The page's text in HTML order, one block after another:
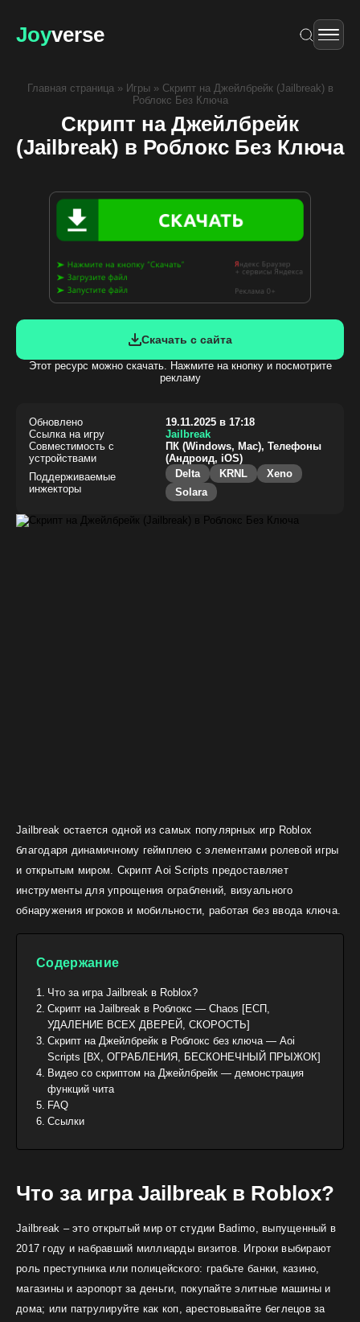
Joyverse
Главная страница» Игры» Скрипт на Джейлбрейк (Jailbreak) в
Роблокс Без Ключа
Скрипт на Джейлбрейк
(Jailbreak) в Роблокс Без Ключа
Скачать с сайта
Этот ресурс можно скачать. Нажмите на кнопку и посмотрите
рекламу
Обновлено
19.11.2025 в 17:18
Ссылка на игру
Jailbreak
Совместимость с
устройствами
ПК (Windows, Mac), Телефоны
(Андроид, iOS)
Поддерживаемые
инжекторы
Delta KRNL
Xeno
Solara
Jailbreak остается одной из самых популярных игр Roblox
благодаря динамичному геймплею с элементами ролевой игры
и открытым миром. Скрипт Aoi Scripts предоставляет
инструменты для упрощения ограблений, визуального
обнаружения игроков и мобильности, работая без ввода ключа.
Содержание
Что за игра Jailbreak в Roblox?
Скрипт на Jailbreak в Роблокс — Chaos [ЕСП,
УДАЛЕНИЕ ВСЕХ ДВЕРЕЙ, СКОРОСТЬ]
Скрипт на Джейлбрейк в Роблокс без ключа — Aoi
Scripts [ВХ, ОГРАБЛЕНИЯ, БЕСКОНЕЧНЫЙ ПРЫЖОК]
Видео со скриптом на Джейлбрейк — демонстрация
функций чита
FAQ
Ссылки
Что за игра Jailbreak в Roblox?
Jailbreak – это открытый мир от студии Badimo, выпущенный в
2017 году и набравший миллиарды визитов. Игроки выбирают
роль преступника или полицейского: грабьте банки, казино,
магазины и аэропорт за деньги, покупайте элитные машины и
дома; или патрулируйте как коп, арестовывайте беглецов за